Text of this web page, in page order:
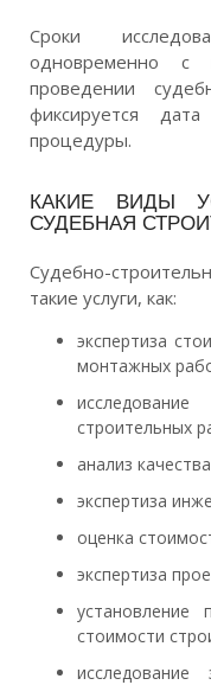
Сроки
одновременно с
проведении
фиксируется
процедуры.
КАКИЕ ВИДЫ
СУДЕБНАЯ
Судебно-
такие услуги, как:
экспертиза
монтажных
строительных
анализ
экспертиза
оценка
экспертиза
установление
стоимости